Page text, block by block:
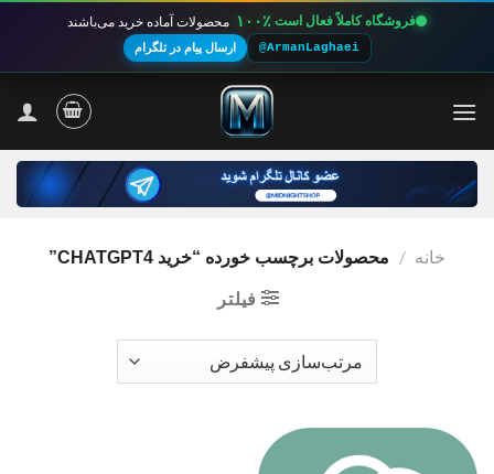
فروشگاه کاملاً فعال است ۱۰۰٪ محصولات آماده خرید می‌باشند
@ArmanLaghaei ارسال پیام در تلگرام
خانه / محصولات برچسب خورده “خرید CHATGPT4”
فیلتر